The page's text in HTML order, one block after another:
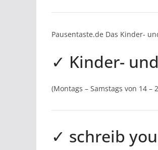
Pausentaste.de Das Kinder-
✓ Kinder-
(Montags – Samstags von 14
✓ schreib